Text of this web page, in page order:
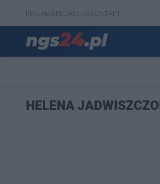
REKLAMAREDAKCJAKONTAKT
HELENA